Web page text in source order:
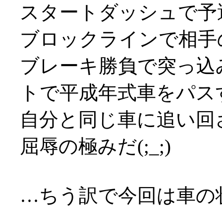
スタートダッシュで
ブロックラインで相
ブレーキ勝負で突っ
トで平成年式車をパ
自分と同じ車に追い
屈辱の極みだ(;_;)
…ちう訳で今回は車の